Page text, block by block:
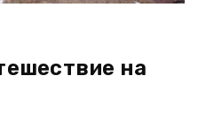
на